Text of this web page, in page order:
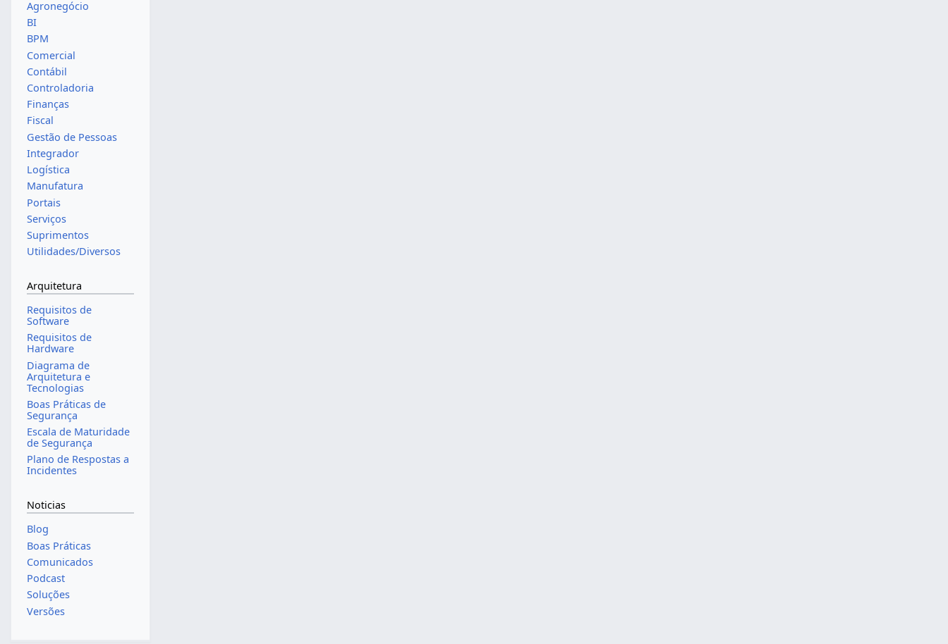
Agronegócio
BI
BPM
Comercial
Contábil
Controladoria
Finanças
Fiscal
Gestão de Pessoas
Integrador
Logística
Manufatura
Portais
Serviços
Suprimentos
Utilidades/Diversos
Arquitetura
Requisitos de
Software
Requisitos de
Hardware
Diagrama de
Arquitetura e
Tecnologias
Boas Práticas de
Segurança
Escala de Maturidade
de Segurança
Plano de Respostas a
Incidentes
Noticias
Blog
Boas Práticas
Comunicados
Podcast
Soluções
Versões